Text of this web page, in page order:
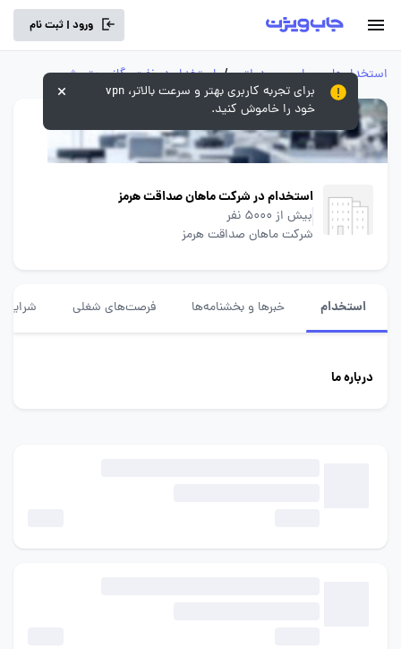
ورود | ثبت نام
استخدام‌های سراسری و دولتی / استخدام‌ در نفت، گاز و پتروشیمی
استخدام در شرکت ماهان صداقت هرمز
بیش از 5000 نفر
شرکت ماهان صداقت هرمز
استخدام خبرها و بخشنامه‌ها فرصت‌های شغلی شرایط
درباره ما
برای تجربه کاربری بهتر و سرعت بالاتر، vpn
خود را خاموش کنید.